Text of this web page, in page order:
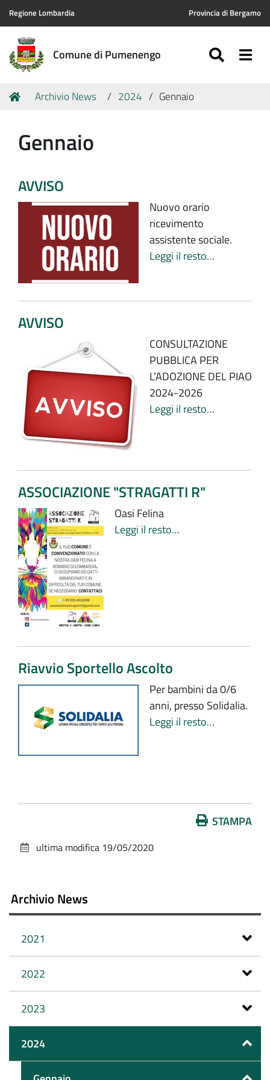
Regione Lombardia Provincia di Bergamo
Comune di Pumenengo
Tu
Home
Archivio News 2024 Gennaio
Gennaio
AVVISO
Nuovo orario
ricevimento
assistente sociale.
Leggi il resto…
AVVISO
CONSULTAZIONE
PUBBLICA PER
L’ADOZIONE DEL PIAO
2024-2026
Leggi il resto…
ASSOCIAZIONE "STRAGATTI R"
Oasi Felina
Leggi il resto…
Riavvio Sportello Ascolto
Per bambini da 0/6
anni, presso Solidalia.
Leggi il resto…
documento
STAMPA
ultima modifica 19/05/2020
Archivio News
2021
2022
2023
2024